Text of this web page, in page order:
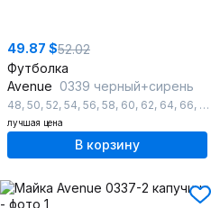
49.87 $52.02
Футболка
Avenue 0339 черный+сирень
48, 50, 52, 54, 56, 58, 60, 62, 64, 66, 68
лучшая цена
В корзину